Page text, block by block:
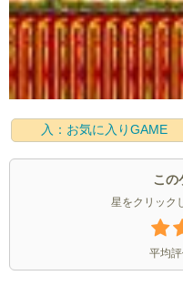
入：お気に入りGAME
この
星をクリック
平均評